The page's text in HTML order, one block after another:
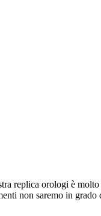
replica orologi è
non saremo in